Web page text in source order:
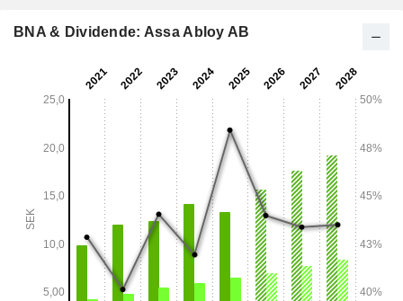
BNA & Dividende: Assa Abloy AB